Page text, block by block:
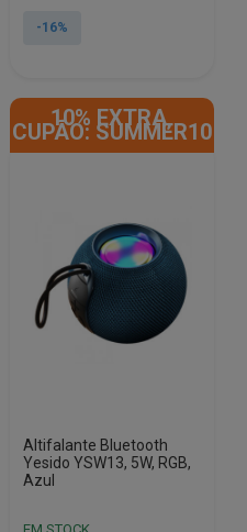
original
atual
-16%
10% EXTRA,
CUPÃO: SUMMER10
Altifalante Bluetooth
Yesido YSW13, 5W, RGB,
Azul